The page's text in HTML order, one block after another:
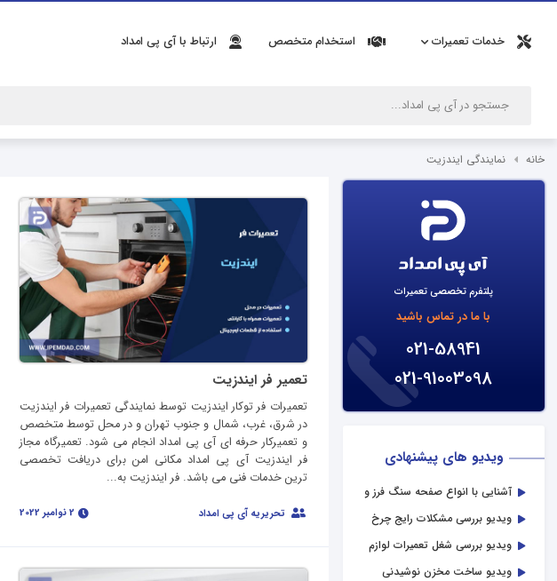
خدمات تعمیرات استخدام متخصص ارتباط با آی پی امداد
خانه نمایندگی ایندزیت
پلتفرم تخصصی تعمیرات
با ما در تماس باشید
021-58941
021-91003098
ویدیو های پیشنهادی
آشنایی با انواع صفحه سنگ فرز و
ویدیو بررسی مشکلات رایج چرخ
ویدیو بررسی شغل تعمیرات لوازم
ویدیو ساخت مخزن نوشیدنی
تعمیر فر ایندزیت
تعمیرات فر توکار ایندزیت توسط نمایندگی تعمیرات فر ایندزیت
در شرق، غرب، شمال و جنوب تهران و در محل توسط متخصص
و تعمیرکار حرفه ای آی پی امداد انجام می شود. تعمیرگاه مجاز
فر ایندزیت آی پی امداد مکانی امن برای دریافت تخصصی
ترین خدمات فنی می باشد. فر ایندزیت به...
تحریریه آی پی امداد